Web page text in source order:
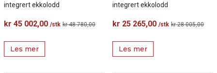
integrert ekkolodd
kr 45 002,00 /stk kr 48 780,00
Les mer
integrert ekkolodd
kr 25 265,00 /stk kr 28 005,00
Les mer